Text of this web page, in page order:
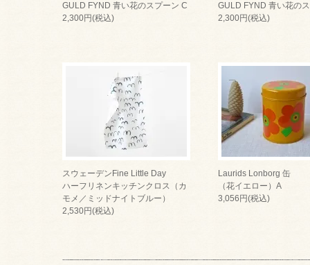
GULD FYND 青い花のスプーン C
2,300円(税込)
GULD FYND 青い花の
2,300円(税込)
スウェーデンFine Little Day
ハーフリネンキッチンクロス（カ
モメ／ミッドナイトブルー）
2,530円(税込)
Laurids Lonborg 缶
（花イエロー）A
3,056円(税込)